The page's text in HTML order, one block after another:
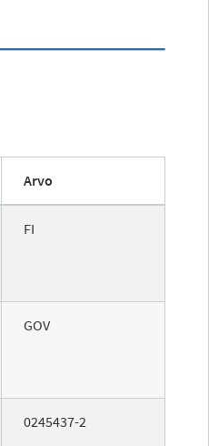
Arvo
FI
GOV
0245437-2